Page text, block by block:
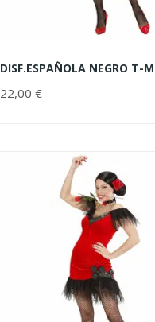
DISF.ESPAÑOLA NEGRO T-M
22,00 €AÑADIR AL CARRITO